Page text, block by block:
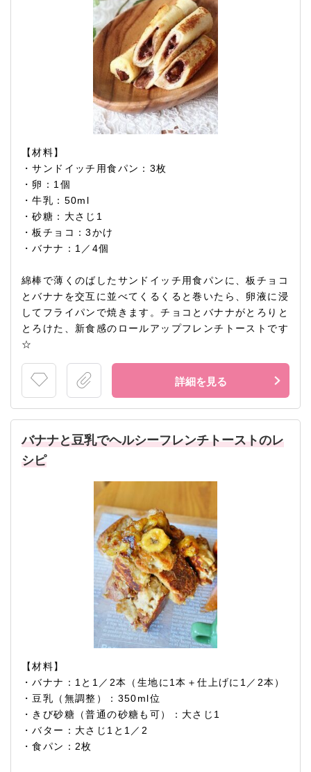
【材料】
・サンドイッチ用食パン：3枚
・卵：1個
・牛乳：50ml
・砂糖：大さじ1
・板チョコ：3かけ
・バナナ：1／4個
綿棒で薄くのばしたサンドイッチ用食パンに、板チョコ
とバナナを交互に並べてくるくると巻いたら、卵液に浸
してフライパンで焼きます。チョコとバナナがとろりと
とろけた、新食感のロールアップフレンチトーストです
☆
詳細を見る
バナナと豆乳でヘルシーフレンチトーストのレ
シピ
【材料】
・バナナ：1と1／2本（生地に1本＋仕上げに1／2本）
・豆乳（無調整）：350ml位
・きび砂糖（普通の砂糖も可）：大さじ1
・バター：大さじ1と1／2
・食パン：2枚